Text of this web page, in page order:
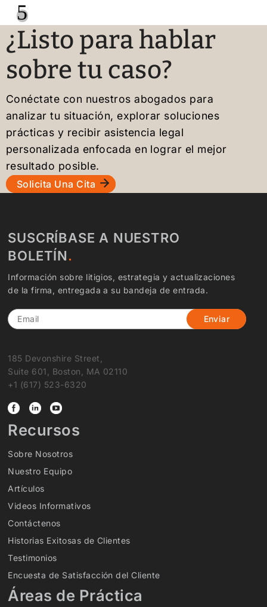
5
¿Listo para hablar
sobre tu caso?
Conéctate con nuestros abogados para
analizar tu situación, explorar soluciones
prácticas y recibir asistencia legal
personalizada enfocada en lograr el mejor
resultado posible.
Solicita Una Cita
SUSCRÍBASE A NUESTRO
BOLETÍN
Información sobre litigios, estrategia y actualizaciones
de la firma, entregada a su bandeja de entrada.
Email
185 Devonshire Street,
Suite 601, Boston, MA 02110
+1 (617) 523-6320
Recursos
Sobre Nosotros
Nuestro Equipo
Artículos
Videos Informativos
Contáctenos
Historias Exitosas de Clientes
Testimonios
Encuesta de Satisfacción del Cliente
Áreas de Práctica